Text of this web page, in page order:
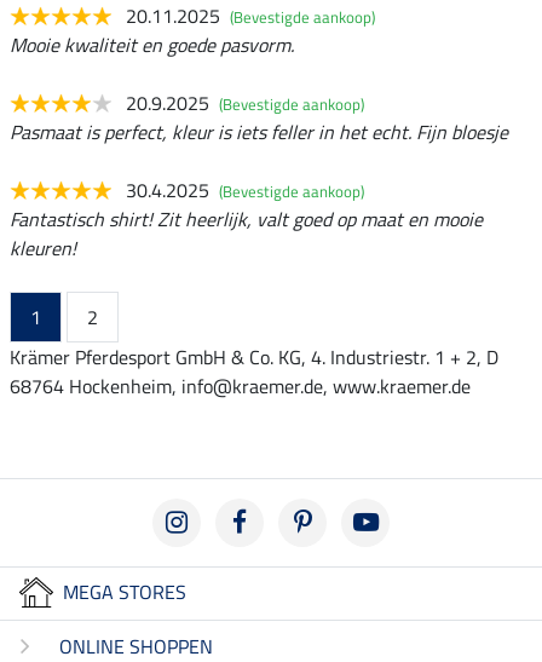
20.11.2025 (Bevestigde aankoop)
Mooie kwaliteit en goede pasvorm.
20.9.2025 (Bevestigde aankoop)
Pasmaat is perfect, kleur is iets feller in het echt. Fijn bloesje
30.4.2025 (Bevestigde aankoop)
Fantastisch shirt! Zit heerlijk, valt goed op maat en mooie
kleuren!
1
2
Krämer Pferdesport GmbH & Co. KG, 4. Industriestr. 1 + 2, D
68764 Hockenheim, info@kraemer.de, www.kraemer.de
MEGA STORES
ONLINE SHOPPEN